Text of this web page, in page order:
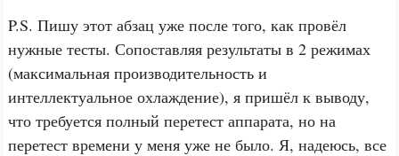
P.S. Пишу этот абзац уже после того, как провёл
нужные тесты. Сопоставляя результаты в 2 режимах
(максимальная производительность и
интеллектуальное охлаждение), я пришёл к выводу,
что требуется полный перетест аппарата, но на
перетест времени у меня уже не было. Я, надеюсь, все